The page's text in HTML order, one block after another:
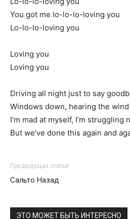
You got me lo-lo-lo-loving you
Lo-lo-lo-loving you
Loving you
Loving you
Driving all night just to say
Windows down, hearing the wind
I’m mad at myself, I’m struggling
But we’ve done this again and
Предыдущая статья
Сальто Назад
ЭТО МОЖЕТ БЫТЬ ИНТЕРЕСНО